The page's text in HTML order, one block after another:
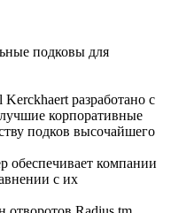
подковы для
разработано с
корпоративные
подков высочайшего
обеспечивает компании
с их